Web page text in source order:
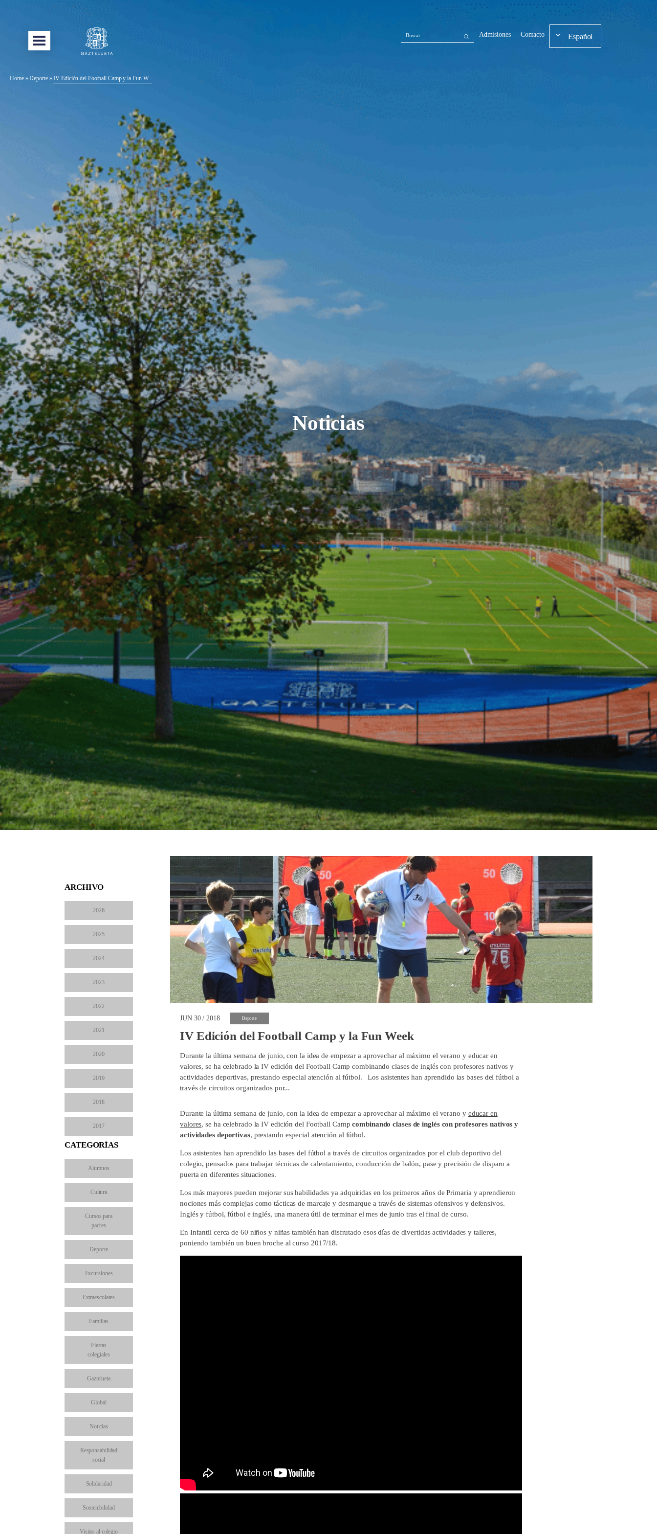
Home»Deporte»IV Edición del Football Camp y la Fun W...
Buscar Admisiones Contacto Español
Noticias
ARCHIVO
2026
2025
2024
2023
2022
2021
2020
2019
2018
2017
CATEGORÍAS
Alumnos
Cultura
Cursos para
padres
Deporte
Excursiones
Extraescolares
Familias
Fiestas
colegiales
Gaztelueta
Global
Noticias
Responsabilidad
social
Solidaridad
Sostenibilidad
Visitas al colegio
JUN 30 / 2018 Deporte
IV Edición del Football Camp y la Fun Week
Durante la última semana de junio, con la idea de empezar a aprovechar al máximo el verano y educar en
valores, se ha celebrado la IV edición del Football Camp combinando clases de inglés con profesores nativos y
actividades deportivas, prestando especial atención al fútbol. Los asistentes han aprendido las bases del fútbol a
través de circuitos organizados por...
Durante la última semana de junio, con la idea de empezar a aprovechar al máximo el verano y educar en
valores, se ha celebrado la IV edición del Football Campcombinando clases de inglés con profesores nativos y
actividades deportivas, prestando especial atención al fútbol.
Los asistentes han aprendido las bases del fútbol a través de circuitos organizados por el club deportivo del
colegio, pensados para trabajar técnicas de calentamiento, conducción de balón, pase y precisión de disparo a
puerta en diferentes situaciones.
Los más mayores pueden mejorar sus habilidades ya adquiridas en los primeros años de Primaria y aprendieron
nociones más complejas como tácticas de marcaje y desmarque a través de sistemas ofensivos y defensivos.
Inglés y fútbol, fútbol e inglés, una manera útil de terminar el mes de junio tras el final de curso.
En Infantil cerca de 60 niños y niñas también han disfrutado esos días de divertidas actividades y talleres,
poniendo también un buen broche al curso 2017/18.